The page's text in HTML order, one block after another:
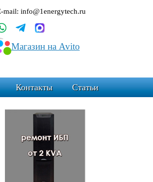
mail: info@1energytech.ru
Магазин на Avito
Контакты Статьи